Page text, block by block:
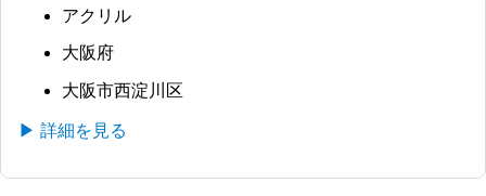
アクリル
大阪府
大阪市西淀川区
▶ 詳細を見る